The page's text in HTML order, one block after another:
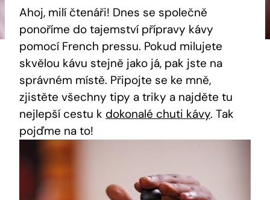
Ahoj, milí čtenáři! Dnes se společně
ponoříme do tajemství přípravy kávy
pomocí French pressu. Pokud milujete
skvělou kávu stejně jako já, pak jste na
správném místě. Připojte se ke mně,
zjistěte všechny tipy a triky a najděte tu
nejlepší cestu k dokonalé chuti kávy. Tak
pojďme na to!